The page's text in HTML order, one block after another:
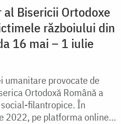
Bisericii Ortodoxe
războiului din
16 mai – 1 iulie
umanitare provocate de
Ortodoxă Română a
filantropice. În
2022, pe platforma online...